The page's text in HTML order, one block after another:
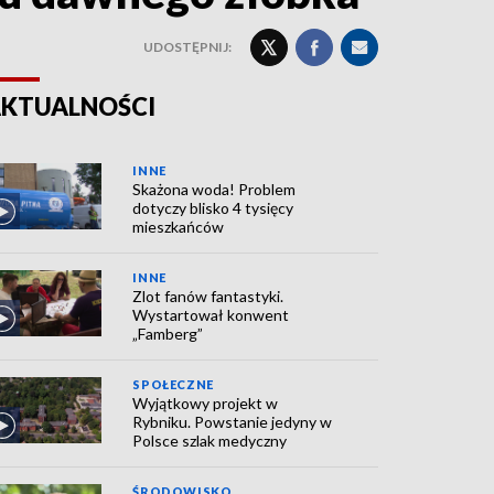
UDOSTĘPNIJ:
INNE
Skażona woda! Problem
dotyczy blisko 4 tysięcy
mieszkańców
INNE
Zlot fanów fantastyki.
Wystartował konwent
„Famberg”
SPOŁECZNE
Wyjątkowy projekt w
Rybniku. Powstanie jedyny w
Polsce szlak medyczny